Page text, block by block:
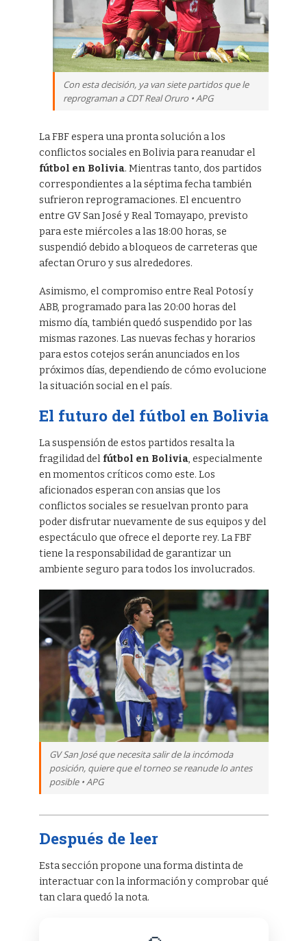
Con esta decisión, ya van siete partidos que le
reprograman a CDT Real Oruro • APG
La FBF espera una pronta solución a los
conflictos sociales en Bolivia para reanudar el
fútbol en Bolivia. Mientras tanto, dos partidos
correspondientes a la séptima fecha también
sufrieron reprogramaciones. El encuentro
entre GV San José y Real Tomayapo, previsto
para este miércoles a las 18:00 horas, se
suspendió debido a bloqueos de carreteras que
afectan Oruro y sus alrededores.
Asimismo, el compromiso entre Real Potosí y
ABB, programado para las 20:00 horas del
mismo día, también quedó suspendido por las
mismas razones. Las nuevas fechas y horarios
para estos cotejos serán anunciados en los
próximos días, dependiendo de cómo evolucione
la situación social en el país.
El futuro del fútbol en Bolivia
La suspensión de estos partidos resalta la
fragilidad del fútbol en Bolivia, especialmente
en momentos críticos como este. Los
aficionados esperan con ansias que los
conflictos sociales se resuelvan pronto para
poder disfrutar nuevamente de sus equipos y del
espectáculo que ofrece el deporte rey. La FBF
tiene la responsabilidad de garantizar un
ambiente seguro para todos los involucrados.
GV San José que necesita salir de la incómoda
posición, quiere que el torneo se reanude lo antes
posible • APG
Después de leer
Esta sección propone una forma distinta de
interactuar con la información y comprobar qué
tan clara quedó la nota.